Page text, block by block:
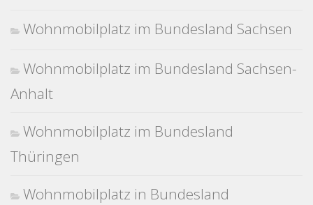
Wohnmobilplatz im Bundesland Sachsen
Wohnmobilplatz im Bundesland Sachsen-
Anhalt
Wohnmobilplatz im Bundesland
Thüringen
Wohnmobilplatz in Bundesland